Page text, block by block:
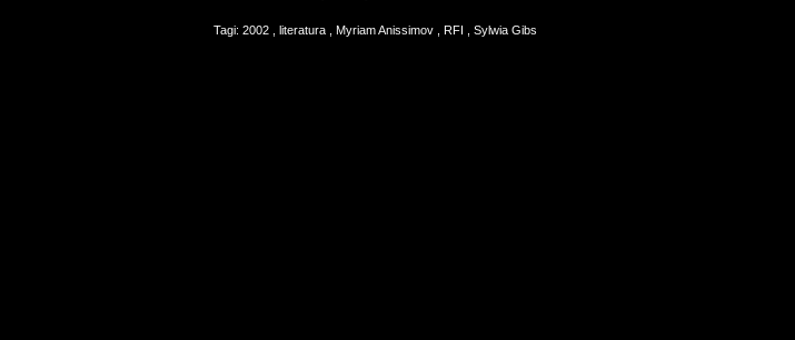
Tagi: 2002 literatura Myriam Anissimov RFI Sylwia Gibs